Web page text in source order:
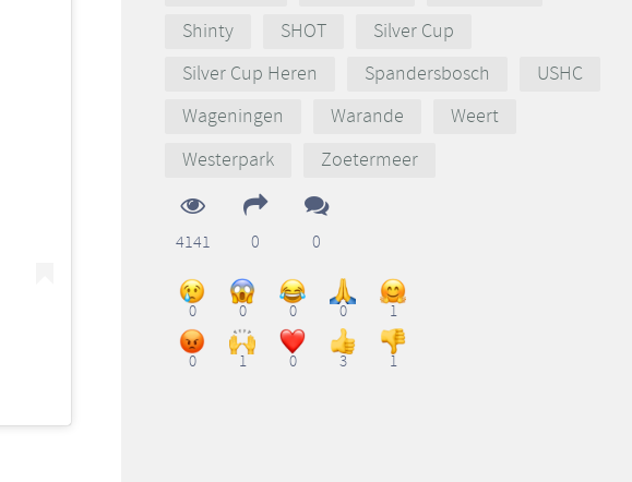
Shinty
SHOT
Silver Cup
Silver Cup Heren
Spandersbosch
USHC
Wageningen
Warande
Weert
Westerpark
Zoetermeer
4141 0 0
0 0 0 0 1
0 1 0 3 1